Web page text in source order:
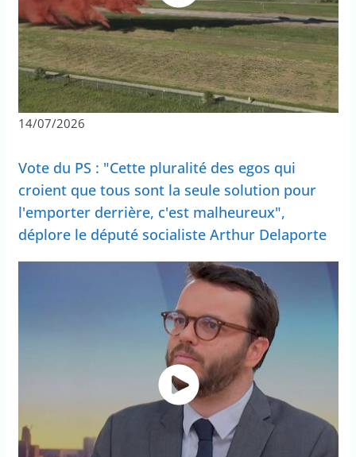
14/07/2026
Vote du PS : "Cette pluralité des egos qui
croient que tous sont la seule solution pour
l'emporter derrière, c'est malheureux",
déplore le député socialiste Arthur Delaporte